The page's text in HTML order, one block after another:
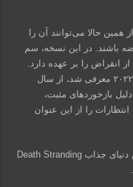
همین حالا می‌توانند آن را
باشند. در این نسخه، سم
انقراض را بر عهده دارد.
بازی که برای اولین بار در رویداد گیم اواردز ۲۰۲۲ معرفی شد، از سال
دلیل بازخوردهای مثبت،
انتظارات را از این عنوان
علاوه بر این، خبر ساخت یک انیمه بر اساس دنیای جذاب Death Stranding